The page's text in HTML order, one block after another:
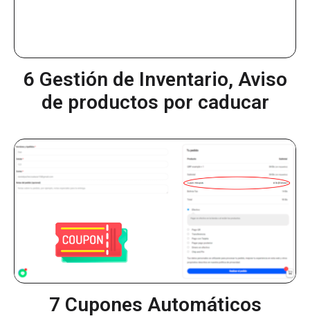
6 Gestión de Inventario, Aviso
de productos por caducar
7 Cupones Automáticos